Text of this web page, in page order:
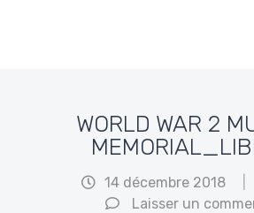
WORLD WAR 2
14 décembre 2018
Laisser un